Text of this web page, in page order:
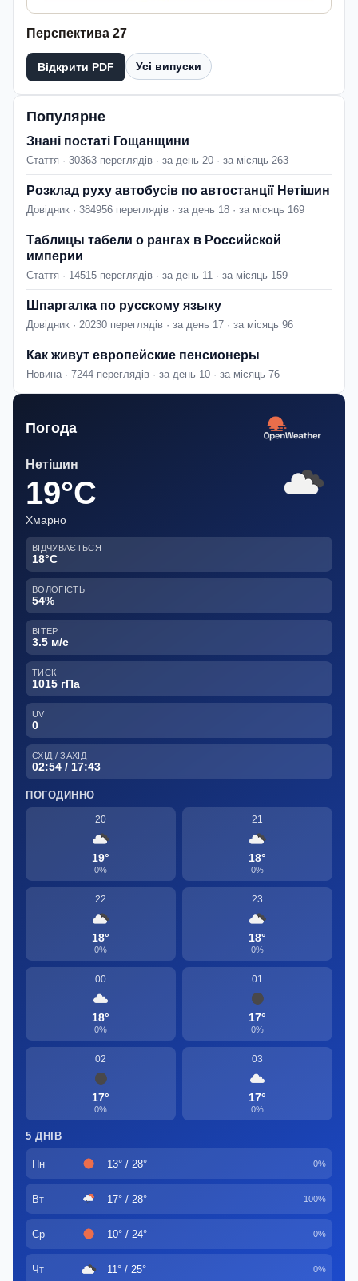
Перспектива 27
Відкрити PDF Усі випуски
Популярне
Знані постаті Гощанщини
Стаття · 30363 переглядів · за день 20 · за місяць 263
Розклад руху автобусів по автостанції Нетішин
Довідник · 384956 переглядів · за день 18 · за місяць 169
Таблицы табели о рангах в Российской
империи
Стаття · 14515 переглядів · за день 11 · за місяць 159
Шпаргалка по русскому языку
Довідник · 20230 переглядів · за день 17 · за місяць 96
Как живут европейские пенсионеры
Новина · 7244 переглядів · за день 10 · за місяць 76
Погода
Нетішин
19°C
Хмарно
ВІДЧУВАЄТЬСЯ
18°C
ВОЛОГІСТЬ
54%
ВІТЕР
3.5 м/с
ТИСК
1015 гПа
UV
0
СХІД / ЗАХІД
02:54 / 17:43
ПОГОДИННО
20
19°
0%
21
18°
0%
22
18°
0%
23
18°
0%
00
18°
0%
01
17°
0%
02
17°
0%
03
17°
0%
5 ДНІВ
Пн 13° / 28° 0%
Вт 17° / 28° 100%
Ср 10° / 24° 0%
Чт 11° / 25° 0%